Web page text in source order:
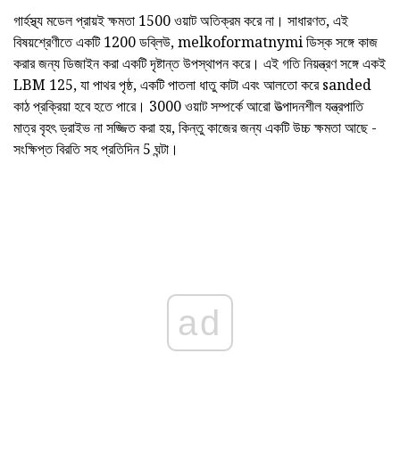
গার্হস্থ্য মডেল প্রায়ই ক্ষমতা 1500 ওয়াট অতিক্রম করে না। সাধারণত, এই
বিষয়শ্রেণীতে একটি 1200 ডব্লিউ, melkoformatnymi ডিস্ক সঙ্গে কাজ
করার জন্য ডিজাইন করা একটি দৃষ্টান্ত উপস্থাপন করে। এই গতি নিয়ন্ত্রণ সঙ্গে একই
LBM 125, যা পাথর পৃষ্ঠ, একটি পাতলা ধাতু কাটা এবং আলতো করে sanded
কাঠ প্রক্রিয়া হবে হতে পারে। 3000 ওয়াট সম্পর্কে আরো উত্পাদনশীল যন্ত্রপাতি
মাত্র বৃহৎ ড্রাইভ না সজ্জিত করা হয়, কিন্তু কাজের জন্য একটি উচ্চ ক্ষমতা আছে -
সংক্ষিপ্ত বিরতি সহ প্রতিদিন 5 ঘন্টা।
ad